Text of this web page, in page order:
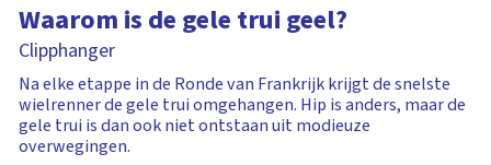
Waarom is de gele trui geel?
Clipphanger
Na elke etappe in de Ronde van Frankrijk krijgt de snelste
wielrenner de gele trui omgehangen. Hip is anders, maar de
gele trui is dan ook niet ontstaan uit modieuze
overwegingen.